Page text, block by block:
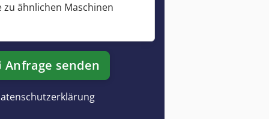
zu ähnlichen Maschinen
Anfrage senden